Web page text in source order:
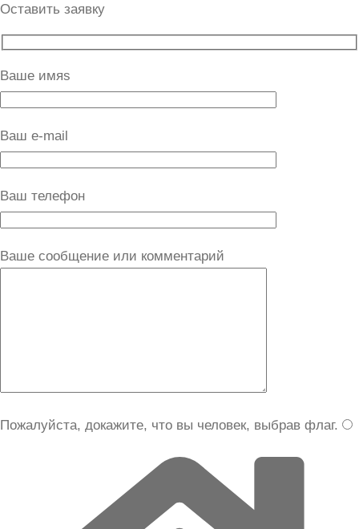
Оставить заявку
Ваше имяs
Ваш e-mail
Ваш телефон
Ваше сообщение или комментарий
Пожалуйста, докажите, что вы человек, выбрав флаг.